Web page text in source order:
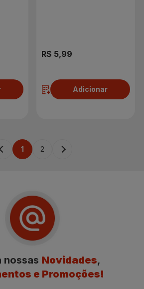
R$ 5,99
Adicionar
1 2
nossas Novidades,
e Promoções!